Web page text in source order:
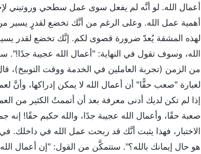
أعمال الله. لو أنَّه لم يفعل سوى عمل سطحي وروتيني
أهمية عمل الله. وعلى الرغم من أنَّك تخضع لقدرٍ يسير من
لهذه المشقة يُعدّ ضرورة قصوى لكم. إنَّك تخضع لقدر
الله، وسوف تقول في النهاية: "أعمال الله عجيبة جدًا!".
من الزمن (تجربة العاملين في الخدمة ووقت التوبيخ)،
لعبارة "صعب حقًّا" أن أعمال الله لا يمكن إدراكها، وأنَّ
إذا لم تكن لديك أدنى معرفة بعد أن أتممتُ الكثير من
صعبة حقًا، وأعمال الله عجيبة جدًا، والله حكيم حقًا!
الاختبار، فهذا يثبت أنَّك قد ربحت عمل الله في داخلك.
هو حال إيمانك بالله؟". ستتمكَّن من القول: "إن أعمال